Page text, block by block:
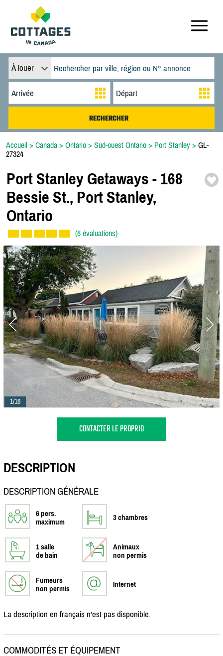
À louer
Accueil > Canada > Ontario > Sud-ouest Ontario > Port Stanley > GL-
27324
Port Stanley Getaways - 168
Bessie St., Port Stanley,
Ontario
(8 évaluations)
1/16
CONTACTER LE PROPRIO
DESCRIPTION
DESCRIPTION GÉNÉRALE
6 pers.
maximum
3 chambres
1 salle
de bain
Animaux
non permis
Fumeurs
non permis
Internet
La description en français n'est pas disponible.
COMMODITÉS ET ÉQUIPEMENT